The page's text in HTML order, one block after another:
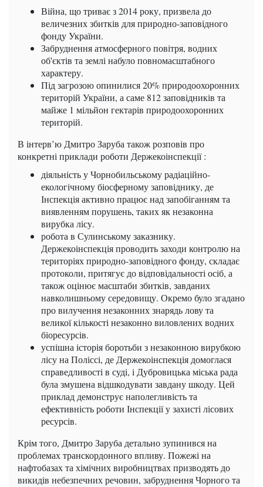
Війна, що триває з 2014 року, призвела до
величезних збитків для природно-заповідного
фонду України.
Забруднення атмосферного повітря, водних
об'єктів та землі набуло повномасштабного
характеру.
Під загрозою опинилися 20% природоохоронних
територій України, а саме 812 заповідників та
майже 1 мільйон гектарів природоохоронних
територій.
В інтерв’ю Дмитро Заруба також розповів про
конкретні приклади роботи Держекоінспекції :
діяльність у Чорнобильському радіаційно-
екологічному біосферному заповіднику, де
Інспекція активно працює над запобіганням та
виявленням порушень, таких як незаконна
вирубка лісу.
робота в Сулинському заказнику.
Держекоінспекція проводить заходи контролю на
територіях природно-заповідного фонду, складає
протоколи, притягує до відповідальності осіб, а
також оцінює масштаби збитків, завданих
навколишньому середовищу. Окремо було згадано
про вилучення незаконних знарядь лову та
великої кількості незаконно виловлених водних
біоресурсів.
успішна історія боротьби з незаконною вирубкою
лісу на Поліссі, де Держекоінспекція домоглася
справедливості в суді, і Дубровицька міська рада
була змушена відшкодувати завдану шкоду. Цей
приклад демонструє наполегливість та
ефективність роботи Інспекції у захисті лісових
ресурсів.
Крім того, Дмитро Заруба детально зупинився на
проблемах транскордонного впливу. Пожежі на
нафтобазах та хімічних виробництвах призводять до
викидів небезпечних речовин, забруднення Чорного та